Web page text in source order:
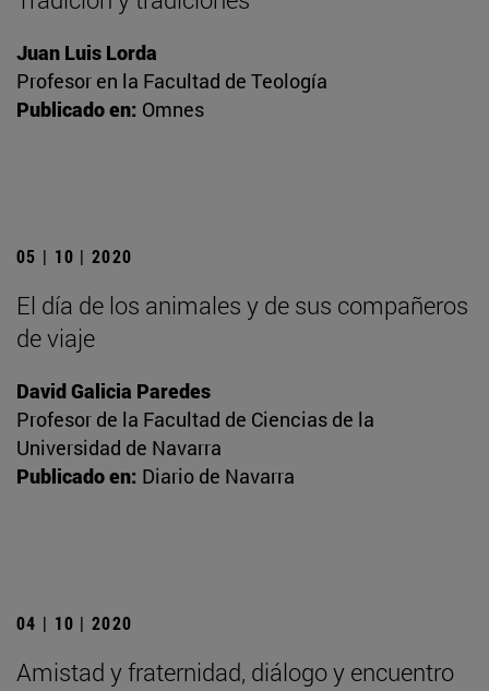
Juan Luis Lorda
Profesor en la Facultad de Teología
Publicado en: Omnes
05 | 10 | 2020
El día de los animales y de sus compañeros
de viaje
David Galicia Paredes
Profesor de la Facultad de Ciencias de la
Universidad de Navarra
Publicado en: Diario de Navarra
04 | 10 | 2020
Amistad y fraternidad, diálogo y encuentro